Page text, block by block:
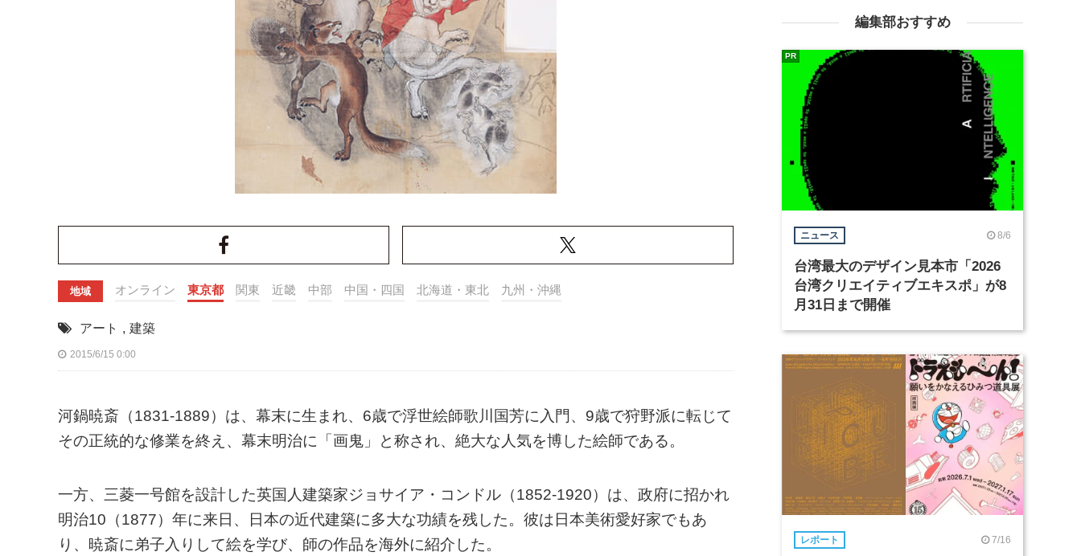
地域 オンライン 東京都 関東 近畿 中部 中国・四国 北海道・東北 九州・沖縄
アート , 建築
2015/6/15 0:00
河鍋暁斎（1831-1889）は、幕末に生まれ、6歳で浮世絵師歌川国芳に入門、9歳で狩野派に転じて
その正統的な修業を終え、幕末明治に「画鬼」と称され、絶大な人気を博した絵師である。
一方、三菱一号館を設計した英国人建築家ジョサイア・コンドル（1852-1920）は、政府に招かれ
明治10（1877）年に来日、日本の近代建築に多大な功績を残した。彼は日本美術愛好家でもあ
り、暁斎に弟子入りして絵を学び、師の作品を海外に紹介した。
編集部おすすめ
ニュース 8/6
台湾最大のデザイン見本市「2026
台湾クリエイティブエキスポ」が8
月31日まで開催
PR
レポート 7/16